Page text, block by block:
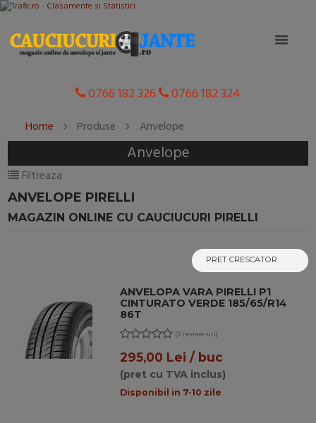
0766 182 326 0766 182 324
Home Produse Anvelope
Anvelope
Filtreaza
ANVELOPE PIRELLI
MAGAZIN ONLINE CU CAUCIUCURI PIRELLI
ANVELOPA VARA PIRELLI P1
CINTURATO VERDE 185/65/R14
86T
(0 review-uri)
295,00 Lei / buc
(pret cu TVA inclus)
Disponibil in 7-10 zile